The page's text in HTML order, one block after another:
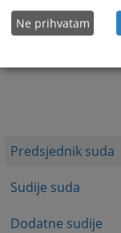
Predsjednik suda
Sudije suda
Dodatne sudije
Ne prihvatam